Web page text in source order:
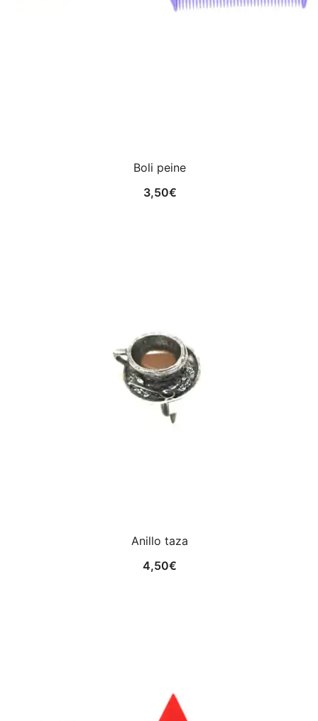
Boli peine
3,50€
Anillo taza
4,50€